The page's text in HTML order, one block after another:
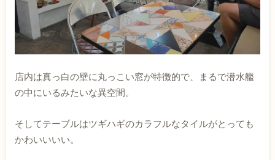
店内は真っ白の壁に丸っこい窓が特徴的で、まるで潜水艦
の中にいるみたいな異空間。
そしてテーブルはツギハギのカラフルなタイルがとっても
かわいいいい。